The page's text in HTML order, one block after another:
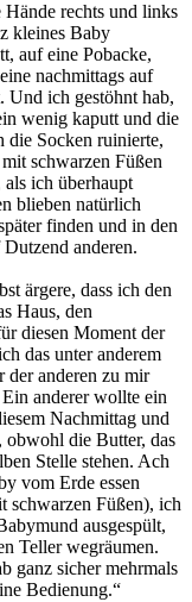
rechts und links
kleines Baby
auf eine Pobacke,
nachmittags auf
Und ich gestöhnt hab,
wenig kaputt und die
die Socken ruinierte,
schwarzen Füßen
ich überhaupt
blieben natürlich
finden und in den
anderen.
ärgere, dass ich den
Haus, den
diesen Moment der
das unter anderem
anderen zu mir
anderer wollte ein
Nachmittag und
obwohl die Butter, das
Stelle stehen. Ach
vom Erde essen
schwarzen Füßen), ich
ausgespült,
Teller wegräumen.
ganz sicher mehrmals
Bedienung.“